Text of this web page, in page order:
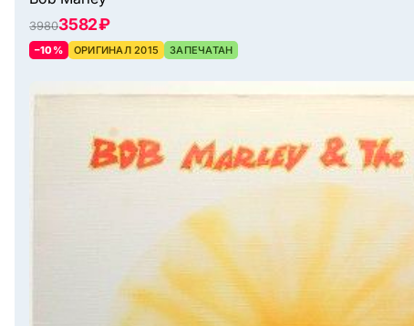
39803582 ₽
–10% ОРИГИНАЛ 2015 ЗАПЕЧАТАН